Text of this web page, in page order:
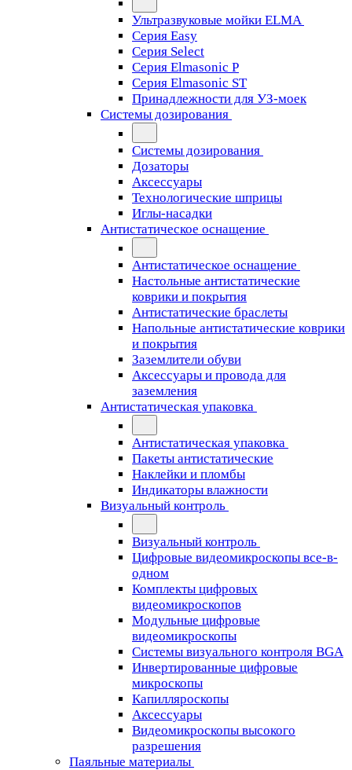
Ультразвуковые мойки ELMA
Серия Easy
Серия Select
Серия Elmasonic P
Серия Elmasonic ST
Принадлежности для УЗ-моек
Системы дозирования
Системы дозирования
Дозаторы
Аксессуары
Технологические шприцы
Иглы-насадки
Антистатическое оснащение
Антистатическое оснащение
Настольные антистатические
коврики и покрытия
Антистатические браслеты
Напольные антистатические коврики
и покрытия
Заземлители обуви
Аксессуары и провода для
заземления
Антистатическая упаковка
Антистатическая упаковка
Пакеты антистатические
Наклейки и пломбы
Индикаторы влажности
Визуальный контроль
Визуальный контроль
Цифровые видеомикроскопы все-в-
одном
Комплекты цифровых
видеомикроскопов
Модульные цифровые
видеомикроскопы
Cистемы визуального контроля BGA
Инвертированные цифровые
микроскопы
Капилляроскопы
Аксессуары
Видеомикроскопы высокого
разрешения
Паяльные материалы